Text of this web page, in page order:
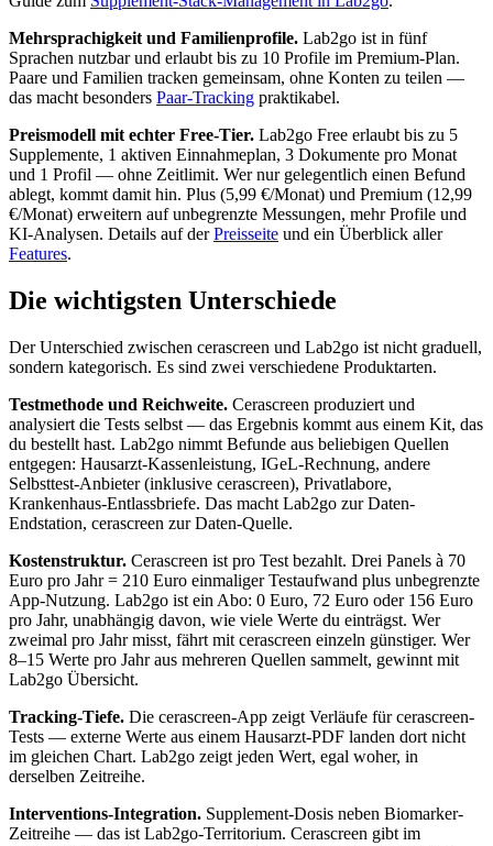
Mehrsprachigkeit und Familienprofile. Lab2go ist in fünf
Sprachen nutzbar und erlaubt bis zu 10 Profile im Premium-Plan.
Paare und Familien tracken gemeinsam, ohne Konten zu teilen —
das macht besonders Paar-Tracking praktikabel.
Preismodell mit echter Free-Tier. Lab2go Free erlaubt bis zu 5
Supplemente, 1 aktiven Einnahmeplan, 3 Dokumente pro Monat
und 1 Profil — ohne Zeitlimit. Wer nur gelegentlich einen Befund
ablegt, kommt damit hin. Plus (5,99 €/Monat) und Premium (12,99
€/Monat) erweitern auf unbegrenzte Messungen, mehr Profile und
KI-Analysen. Details auf derPreisseite und ein Überblick aller
Features.
Die wichtigsten Unterschiede
Der Unterschied zwischen cerascreen und Lab2go ist nicht graduell,
sondern kategorisch. Es sind zwei verschiedene Produktarten.
Testmethode und Reichweite. Cerascreen produziert und
analysiert die Tests selbst — das Ergebnis kommt aus einem Kit, das
du bestellt hast. Lab2go nimmt Befunde aus beliebigen Quellen
entgegen: Hausarzt-Kassenleistung, IGeL-Rechnung, andere
Selbsttest-Anbieter (inklusive cerascreen), Privatlabore,
Krankenhaus-Entlassbriefe. Das macht Lab2go zur Daten-
Endstation, cerascreen zur Daten-Quelle.
Kostenstruktur. Cerascreen ist pro Test bezahlt. Drei Panels à 70
Euro pro Jahr = 210 Euro einmaliger Testaufwand plus unbegrenzte
App-Nutzung. Lab2go ist ein Abo: 0 Euro, 72 Euro oder 156 Euro
pro Jahr, unabhängig davon, wie viele Werte du einträgst. Wer
zweimal pro Jahr misst, fährt mit cerascreen einzeln günstiger. Wer
8–15 Werte pro Jahr aus mehreren Quellen sammelt, gewinnt mit
Lab2go Übersicht.
Tracking-Tiefe. Die cerascreen-App zeigt Verläufe für cerascreen-
Tests — externe Werte aus einem Hausarzt-PDF landen dort nicht
im gleichen Chart. Lab2go zeigt jeden Wert, egal woher, in
derselben Zeitreihe.
Interventions-Integration. Supplement-Dosis neben Biomarker-
Zeitreihe — das ist Lab2go-Territorium. Cerascreen gibt im